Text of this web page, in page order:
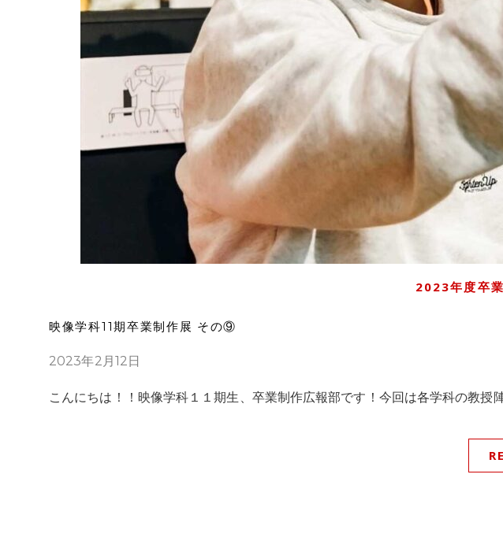
2023年度卒
映像学科11期卒業制作展 その⑨
2023年2月12日
こんにちは！！映像学科１１期⽣、卒業制作広報部です！今回は各学科の教授